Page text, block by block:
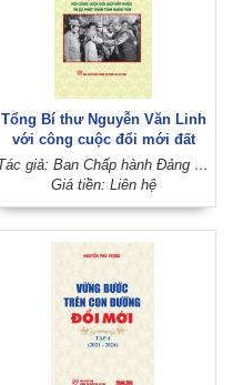
Tổng Bí thư Nguyễn Văn Linh
với công cuộc đổi mới đất
nước và sự phát triển tỉnh
Hưng Yên
Tác giả: Ban Chấp hành Đảng bộ tỉnh Hưng Yên
Giá tiền: Liên hệ